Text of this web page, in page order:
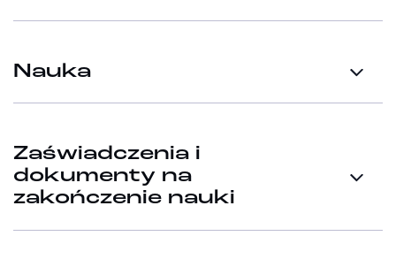
Nauka
Zaświadczenia i
dokumenty na
zakończenie nauki